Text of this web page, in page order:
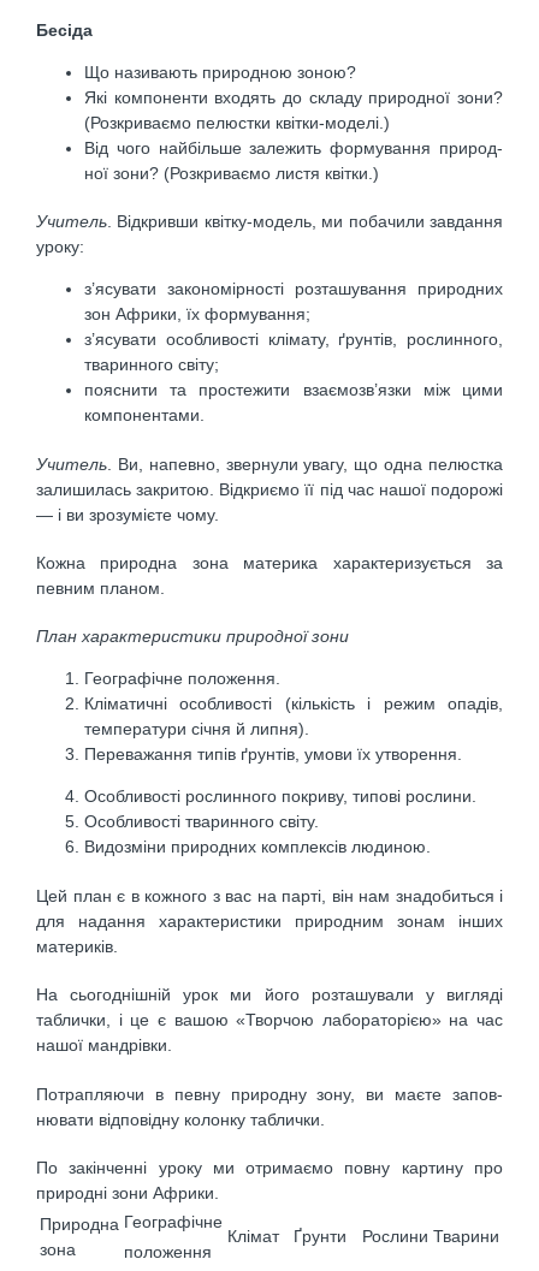
Бесіда
Що називають природною зоною?
Які компоненти входять до складу природної зони?
(Розкриваємо пелюстки квітки-моделі.)
Від чого найбільше залежить формування природ­
ної зони? (Розкриваємо листя квітки.)
Учитель. Відкривши квітку-модель, ми побачили завдання
уроку:
з’ясувати закономірності розташування природних
зон Африки, їх формування;
з’ясувати особливості клімату, ґрунтів, рослинно­го,
тваринного світу;
пояснити та простежити взаємозв’язки між цими
компонентами.
Учитель . Ви, напевно, звернули увагу, що одна пе­люстка
залишилась закритою. Відкриємо її під час на­шої подорожі
— і ви зрозумієте чому.
Кожна природна зона материка характеризується за
певним планом.
План характеристики природної зони
Географічне положення.
Кліматичні особливості (кількість і режим опадів,
температури січня й липня).
Переважання типів ґрунтів, умови їх утворення.
Особливості рослинного покриву, типові рослини.
Особливості тваринного світу.
Видозміни природних комплексів людиною.
Цей план є в кожного з вас на парті, він нам знадо­биться і
для надання характеристики природним зо­нам інших
материків.
На сьогоднішній урок ми його розташували у вигля­ді
таблички, і це є вашою «Творчою лабораторією» на час
нашої мандрівки.
Потрапляючи в певну природну зону, ви маєте запов­
нювати відповідну колонку таблички.
По закінченні уроку ми отримаємо повну картину про
природні зони Африки.
Природна
зона
Географічне
поло­ження
Клімат Ґрунти Рослини Тварини